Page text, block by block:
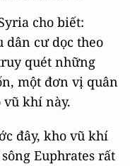
cho biết:
dân cư dọc theo
quét những
một đơn vị quân
khí này.
đây, kho vũ khí
Euphrates rất